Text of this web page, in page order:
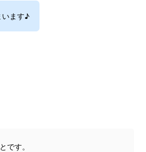
います♪
です。